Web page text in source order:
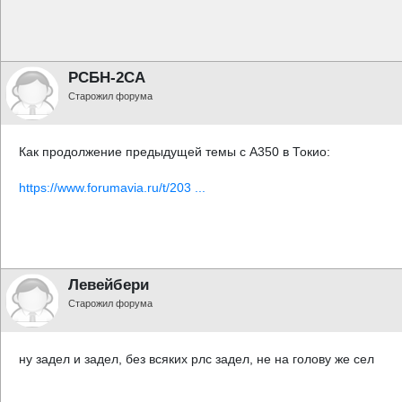
РСБН-2СА
Старожил форума
Как продолжение предыдущей темы с А350 в Токио:
https://www.forumavia.ru/t/203 ...
Левейбери
Старожил форума
ну задел и задел, без всяких рлс задел, не на голову же сел